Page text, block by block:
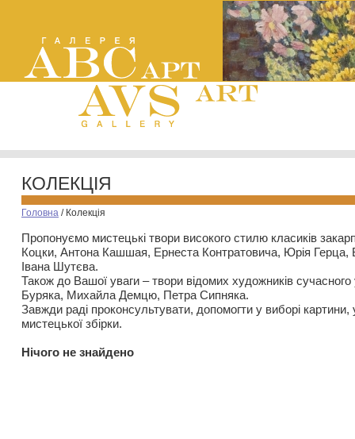
КОЛЕКЦІЯ
Головна / Колекція
Пропонуємо мистецькі твори високого стилю класиків
Коцки, Антона Кашшая, Ернеста Контратовича, Юрія
Івана Шутєва.
Також до Вашої уваги – твори відомих художників
Буряка, Михайла Демцю, Петра Сипняка.
Завжди раді проконсультувати, допомогти у виборі картини,
мистецької збірки.
Нiчого не знайдено